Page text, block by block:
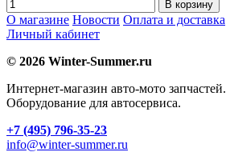
В корзину
О магазине Новости Оплата и доставка
Личный кабинет
© 2026 Winter-Summer.ru
Интернет-магазин авто-мото запчастей.
Оборудование для автосервиса.
+7 (495) 796-35-23
info@winter-summer.ru